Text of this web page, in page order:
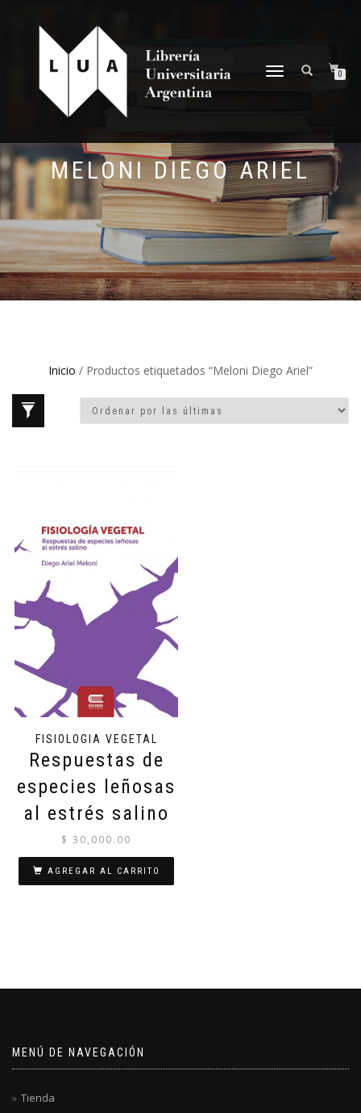
NAVEGACIÓN
0
MELONI DIEGO ARIEL
Inicio / Productos etiquetados “Meloni Diego Ariel”
FISIOLOGIA VEGETAL
Respuestas de
especies leñosas
al estrés salino
$ 30,000.00
AGREGAR AL CARRITO
MENÚ DE NAVEGACIÓN
Tienda